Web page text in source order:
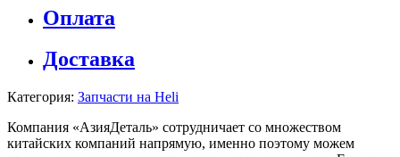
Оплата
Доставка
Категория: Запчасти на Heli
Компания «АзияДеталь» сотрудничает со множеством
китайских компаний напрямую, именно поэтому можем